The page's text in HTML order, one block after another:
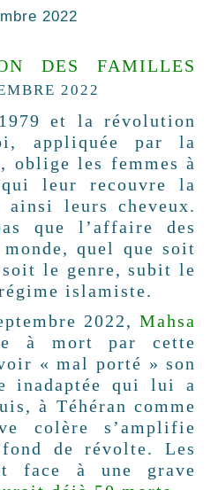
2022
DES FAMILLES
2022
et la révolution
appliquée par la
oblige les femmes à
leur recouvre la
leurs cheveux.
que l’affaire des
quel que soit
le genre, subit le
islamiste.
2022,Mahsa
à mort par cette
« mal porté » son
inadaptée qui lui a
à Téhéran comme
colère s’amplifie
de révolte. Les
face à une grave